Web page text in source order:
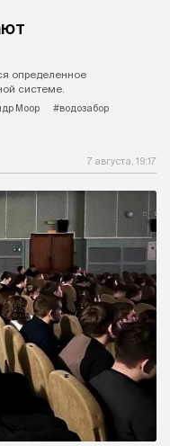
определенное
системе.
Моор
#водозабор
7 августа, 19:17